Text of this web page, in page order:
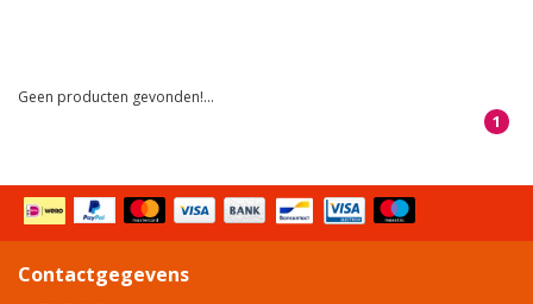
Geen producten gevonden!...
1
Contactgegevens